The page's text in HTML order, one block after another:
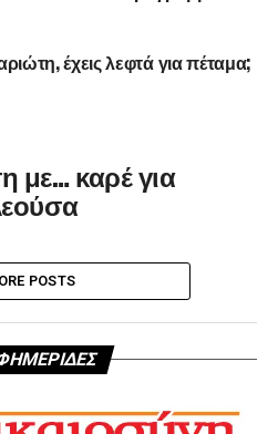
έχεις λεφτά για πέταμα;
με… καρέ για
POSTS